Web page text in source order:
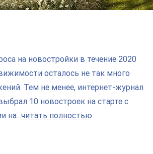
на новостройки в течение 2020
осталось не так много
Тем не менее, интернет-журнал
10 новостроек на старте с
на...читать полностью